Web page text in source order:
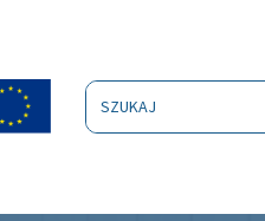
Szukaj